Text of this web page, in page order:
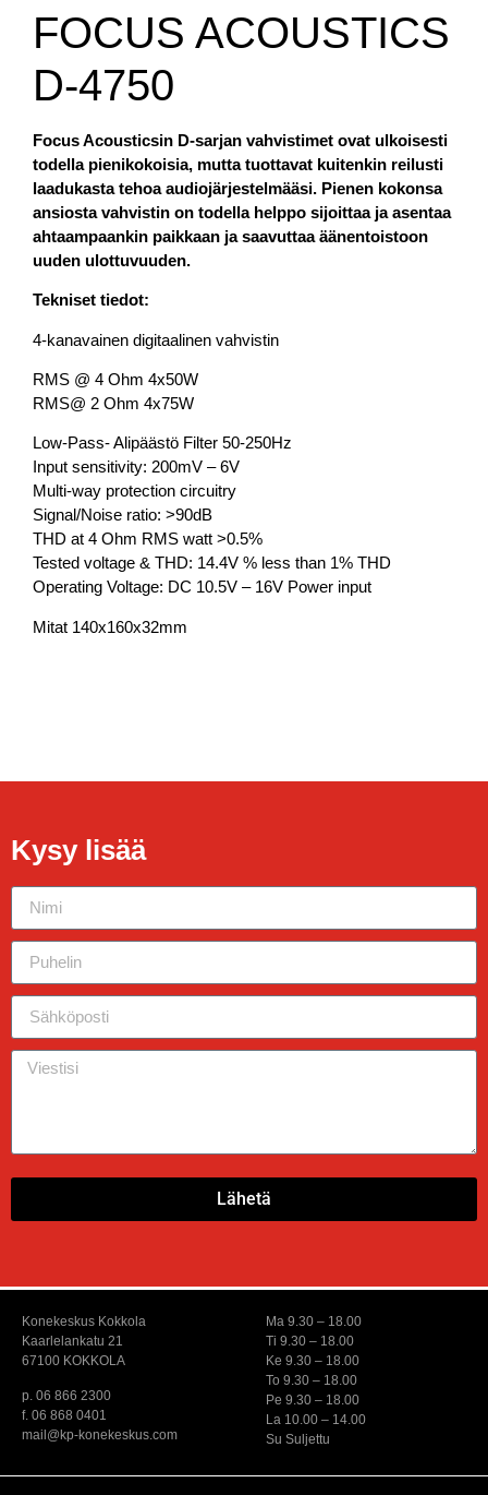
FOCUS ACOUSTICS
D-4750
Focus Acousticsin D-sarjan vahvistimet ovat ulkoisesti
todella pienikokoisia, mutta tuottavat kuitenkin reilusti
laadukasta tehoa audiojärjestelmääsi. Pienen kokonsa
ansiosta vahvistin on todella helppo sijoittaa ja asentaa
ahtaampaankin paikkaan ja saavuttaa äänentoistoon
uuden ulottuvuuden.
Tekniset tiedot:
4-kanavainen digitaalinen vahvistin
RMS @ 4 Ohm 4x50W
RMS@ 2 Ohm 4x75W
Low-Pass- Alipäästö Filter 50-250Hz
Input sensitivity: 200mV – 6V
Multi-way protection circuitry
Signal/Noise ratio: >90dB
THD at 4 Ohm RMS watt >0.5%
Tested voltage & THD: 14.4V % less than 1% THD
Operating Voltage: DC 10.5V – 16V Power input
Mitat 140x160x32mm
Kysy lisää
Lähetä
Konekeskus Kokkola
Kaarlelankatu 21
67100 KOKKOLA
p. 06 866 2300
f. 06 868 0401
mail@kp-konekeskus.com
Ma 9.30 – 18.00
Ti 9.30 – 18.00
Ke 9.30 – 18.00
To 9.30 – 18.00
Pe 9.30 – 18.00
La 10.00 – 14.00
Su Suljettu